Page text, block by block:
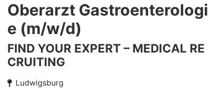
Oberarzt Gastroenterologi
e (m/w/d)
FIND YOUR EXPERT – MEDICAL RE
CRUITING
Ludwigsburg